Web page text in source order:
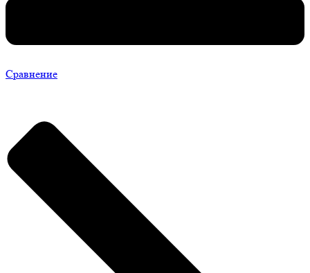
Сравнение